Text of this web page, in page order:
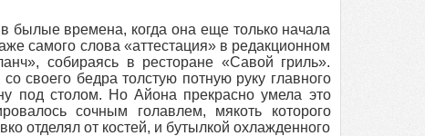
былые времена, когда она еще только начала
самого слова «аттестация» в редакционном
собираясь в ресторане «Савой гриль».
своего бедра толстую потную руку главного
под столом. Но Айона прекрасно умела это
сочным голавлем, мякоть которого
отделял от костей, и бутылкой охлажденного